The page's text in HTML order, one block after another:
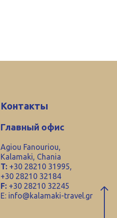
Контакты
Главный офис
Agiou Fanouriou,
Kalamaki, Chania
T: +30 28210 31995,
+30 28210 32184
F: +30 28210 32245
E: info@kalamaki-travel.gr